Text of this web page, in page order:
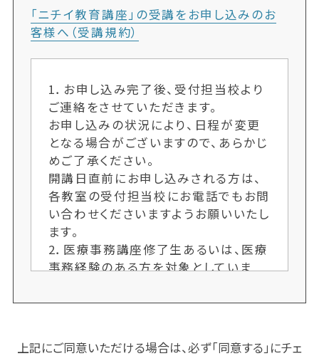
「ニチイ教育講座」の受講をお申し込みのお
客様へ（受講規約）
1．お申し込み完了後、受付担当校より
ご連絡をさせていただきます。
お申し込みの状況により、日程が変更
となる場合がございますので、あらかじ
めご了承ください。
開講日直前にお申し込みされる方は、
各教室の受付担当校にお電話でもお問
い合わせくださいますようお願いいたし
ます。
2．医療事務講座修了生あるいは、医療
事務経験のある方を対象としていま
当校にお問い合わせくださいますよう
上記にご同意いただける場合は、必ず「同意する」にチェ